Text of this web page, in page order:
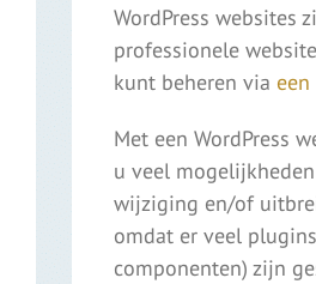
WordPress websites
professionele
kunt beheren via een
Met een WordPress
u veel
wijziging en/of
omdat er veel
componenten) zijn